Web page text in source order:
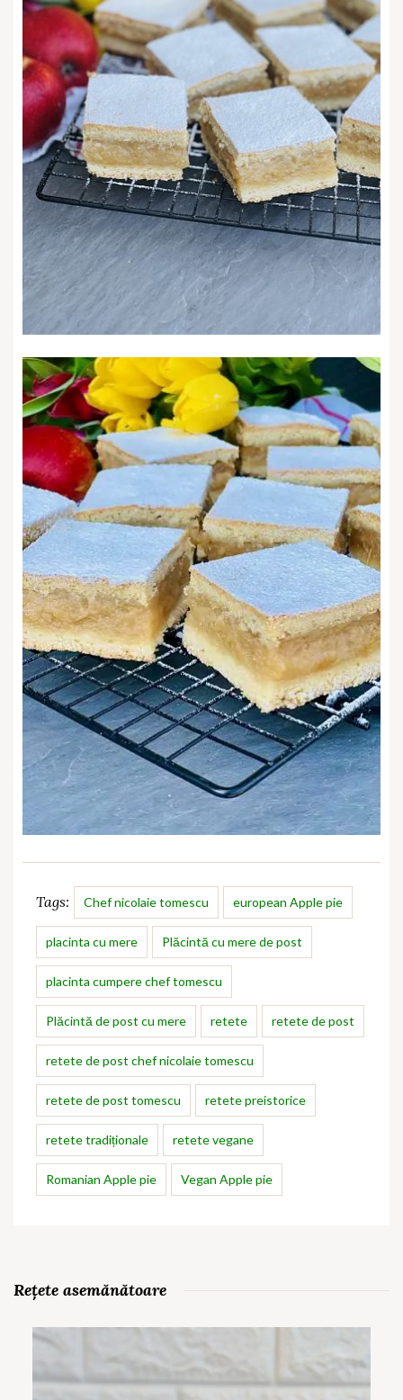
Tags: Chef nicolaie tomescu european Apple pie
placinta cu mere Plăcintă cu mere de post
placinta cumpere chef tomescu
Plăcintă de post cu mere retete retete de post
retete de post chef nicolaie tomescu
retete de post tomescu retete preistorice
retete tradiționale retete vegane
Romanian Apple pie Vegan Apple pie
Rețete asemănătoare